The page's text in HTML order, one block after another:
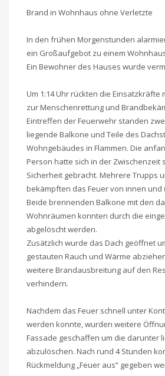
Brand in Wohnhaus ohne Verletzte
In den frühen Morgenstunden
ein Großaufgebot zu einem
Ein Bewohner des Hauses wurde
Um 1:14 Uhr rückten die Einsatzkräfte
zur Menschenrettung und
Eintreffen der Feuerwehr standen
liegende Balkone und Teile des
Wohngebäudes in Flammen. Die
Person hatte sich in der Zwischenzeit
Sicherheit gebracht. Mehrere Trupps
bekämpften das Feuer von innen und
Beide brennenden Balkone mit den
Wohnräumen konnten durch die
abgelöscht werden.
Zusätzlich wurde das Dach geöffnet
gestauten Rauch und Wärme
weitere Brandausbreitung auf den
verhindern.
Nachdem das Feuer schnell unter
werden konnte, wurden weitere
Fassade geschaffen um die darunter
abzulöschen. Nach rund 4 Stunden
Rückmeldung „Feuer aus“ gegeben